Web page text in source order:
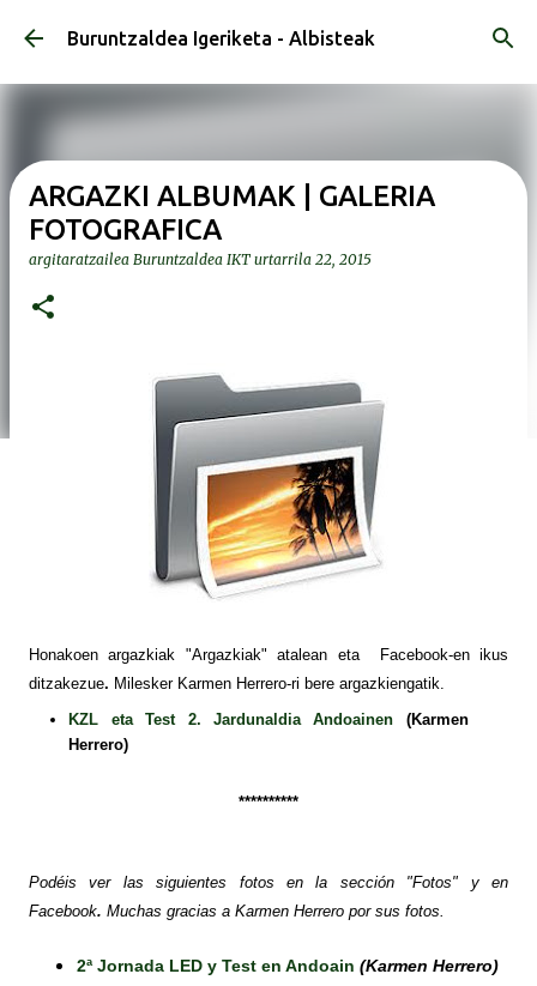
Saltatu eta joan eduki nagusira
Buruntzaldea Igeriketa - Albisteak
ARGAZKI ALBUMAK | GALERIA
FOTOGRAFICA
argitaratzailea Buruntzaldea IKT urtarrila 22, 2015
Honakoen argazkiak "Argazkiak" atalean eta Facebook-en ikus
ditzakezue. Milesker Karmen Herrero-ri bere argazkiengatik.
KZL eta Test 2. Jardunaldia Andoainen (Karmen
Herrero)
**********
Podéis ver las siguientes fotos en la sección "Fotos" y en
Facebook. Muchas gracias a Karmen Herrero por sus fotos.
2ª Jornada LED y Test en Andoain (Karmen Herrero)